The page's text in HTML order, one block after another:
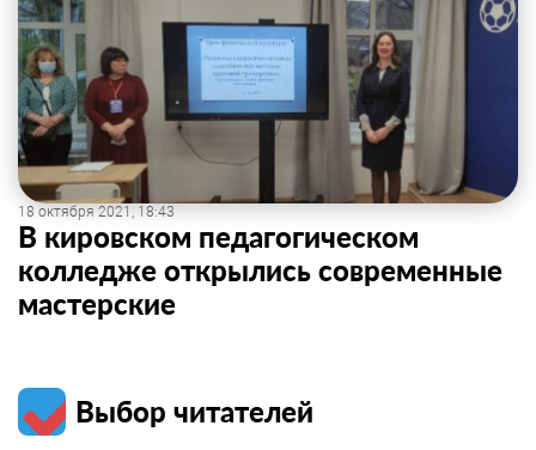
18 октября 2021, 18:43
В кировском педагогическом
колледже открылись современные
мастерские
Выбор читателей